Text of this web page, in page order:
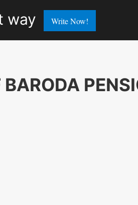
way Write Now!
BARODA